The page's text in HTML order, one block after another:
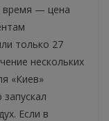
время — цена
только 27
нескольких
«Киев»
Если в